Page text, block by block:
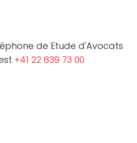
de Etude d'Avocats
+41 22 839 73 00